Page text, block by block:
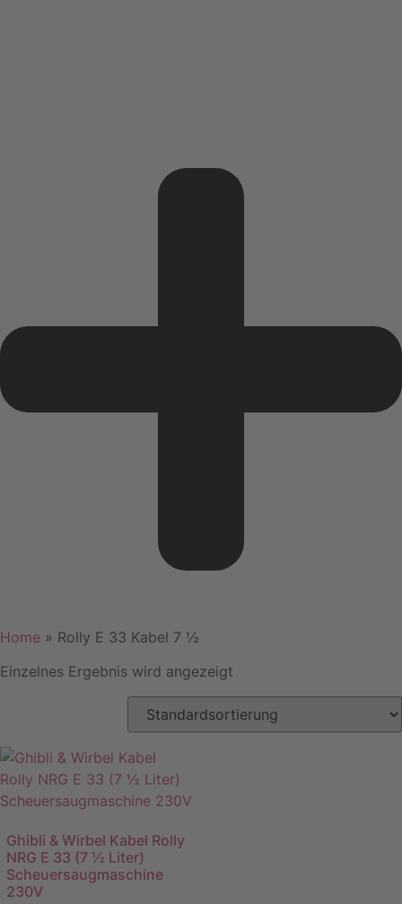
Home » Rolly E 33 Kabel 7 ½
Einzelnes Ergebnis wird angezeigt
Ghibli & Wirbel Kabel Rolly
NRG E 33 (7 ½ Liter)
Scheuersaugmaschine
230V